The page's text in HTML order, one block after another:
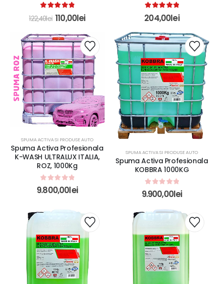
out of 5
122,40lei 110,00lei 5.00 out of 5
204,00lei
SPUMA ACTIVA SI PRODUSE AUTO
Spuma Activa Profesionala
K-WASH ULTRALUX ITALIA,
ROZ, 1000Kg
0out of 5
9.800,00lei
SPUMA ACTIVA SI PRODUSE AUTO
Spuma Activa Profesionala
KOBBRA 1000KG
0 out of 5
9.900,00lei